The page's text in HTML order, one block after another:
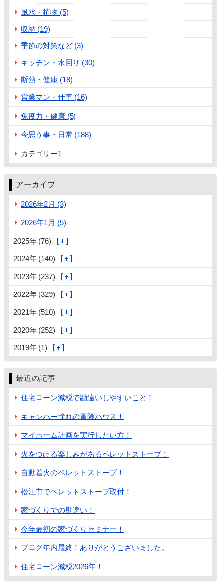
風水・植物 (5)
収納 (19)
季節の対策など (3)
キッチン・水回り (30)
断熱・健康 (18)
営業マン・仕事 (16)
免疫力・健康 (5)
今思う事・日常 (188)
カテゴリー1
アーカイブ
2026年2月 (3)
2026年1月 (5)
2025年 (76)
2024年 (140)
2023年 (237)
2022年 (329)
2021年 (510)
2020年 (252)
2019年 (1)
最近の記事
住宅ローン減税で勘違いしやすいこと！
キャンパー憧れの冒険ハウス！
マイホーム計画を実行したい方！
火をつける楽しみがあるペレットストーブ！
自動着火のペレットストーブ！
松江市でペレットストーブ取付！
家づくりでの勘違い！
今年最初の家づくりセミナー！
ブログ年内最終！ありがとうございました。
住宅ローン減税2026年！